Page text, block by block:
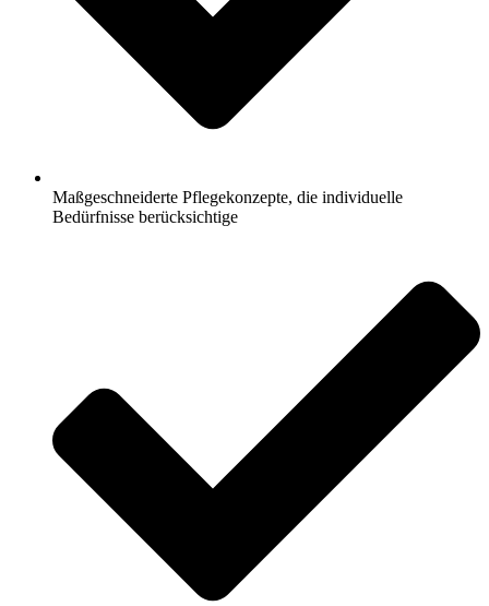
Maßgeschneiderte Pflegekonzepte, die individuelle
Bedürfnisse berücksichtige